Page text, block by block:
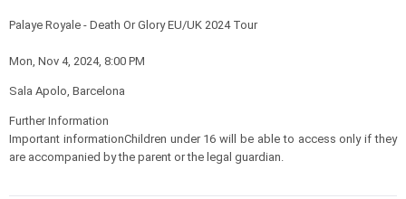
Palaye Royale - Death Or Glory EU/UK 2024 Tour
Mon, Nov 4, 2024, 8:00 PM
Sala Apolo, Barcelona
Further Information
Important informationChildren under 16 will be able to access only if they
are accompanied by the parent or the legal guardian.